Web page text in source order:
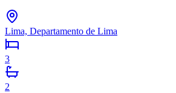
Lima, Departamento de Lima
3
2